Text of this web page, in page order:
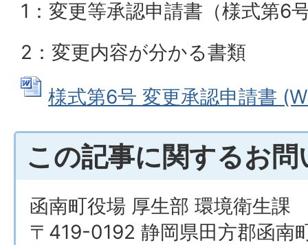
1：変更等承認申請書（様式第6
2：変更内容が分かる書類
様式第6号 変更承認申請書
この記事に関するお
函南町役場 厚生部 環境衛生課
〒419-0192 静岡県田方郡函南